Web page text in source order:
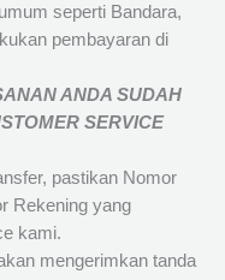
seperti Bandara,
pembayaran di
ANDA SUDAH
SERVICE
pastikan Nomor
Rekening yang
kami.
mengerimkan tanda